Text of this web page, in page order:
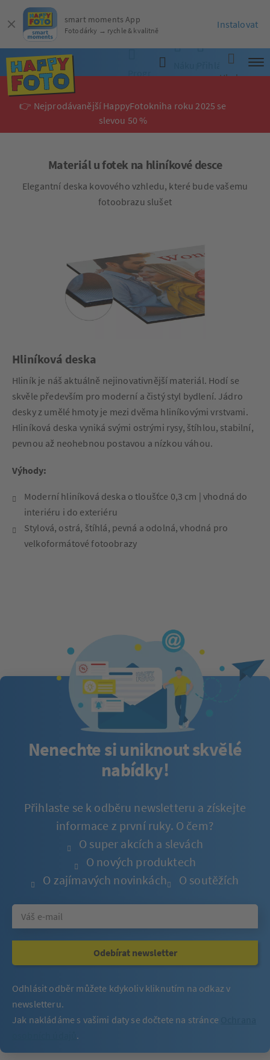
Přihlásit
Hledat
👉 Nejprodávanější HappyFotokniha roku 2025 se
slevou 50 %
Materiál u fotek na hliníkové desce
Elegantní deska kovového vzhledu, které bude vašemu
fotoobrazu slušet
Hliníková deska
Hliník je náš aktuálně nejinovativnější materiál. Hodí se
skvěle především pro moderní a čistý styl bydlení. Jádro
desky z umělé hmoty je mezi dvěma hliníkovými vrstvami.
Hliníková deska vyniká svými ostrými rysy, štíhlou, stabilní,
pevnou až neohebnou postavou a nízkou váhou.
Výhody:
Moderní hliníková deska o tloušťce 0,3 cm | vhodná do
interiéru i do exteriéru
Stylová, ostrá, štíhlá, pevná a odolná, vhodná pro
velkoformátové fotoobrazy
Nenechte si uniknout skvělé
nabídky!
Přihlaste se k odběru newsletteru a získejte
informace z první ruky. O čem?
O super akcích a slevách
O nových produktech
O zajímavých novinkách
O soutěžích
Odebírat newsletter
Odhlásit odběr můžete kdykoliv kliknutím na odkaz v
newsletteru.
Jak nakládáme s vašimi daty se dočtete na stránce
.
smart moments App
Fotodárky → rychle & kvalitně
Instalovat